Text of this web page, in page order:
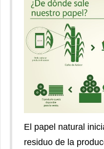
El papel natural
residuo de la